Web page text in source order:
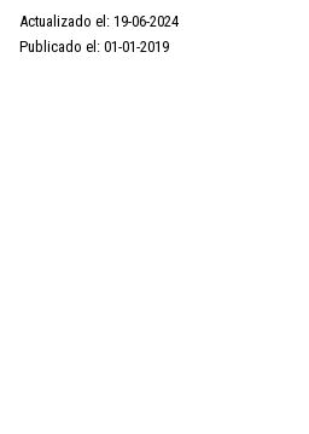
Actualizado el: 19-06-2024
Publicado el: 01-01-2019